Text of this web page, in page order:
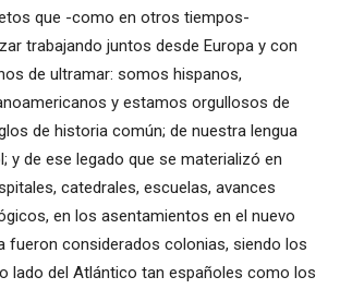
que -como en otros tiempos-
trabajando juntos desde Europa y con
de ultramar: somos hispanos,
y estamos orgullosos de
de historia común; de nuestra lengua
y de ese legado que se materializó en
catedrales, escuelas, avances
en los asentamientos en el nuevo
fueron considerados colonias, siendo los
lado del Atlántico tan españoles como los